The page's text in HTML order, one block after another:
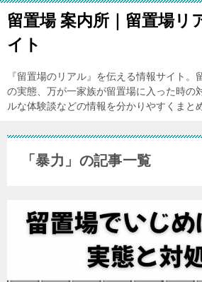
留置場 案内所｜留置場リ
イト
『留置場のリアル』を伝える情報サイト。
の実態、万が一家族が留置場に入った時の
ルな体験談などの情報を分かりやすくまと
「暴力」の記事一覧